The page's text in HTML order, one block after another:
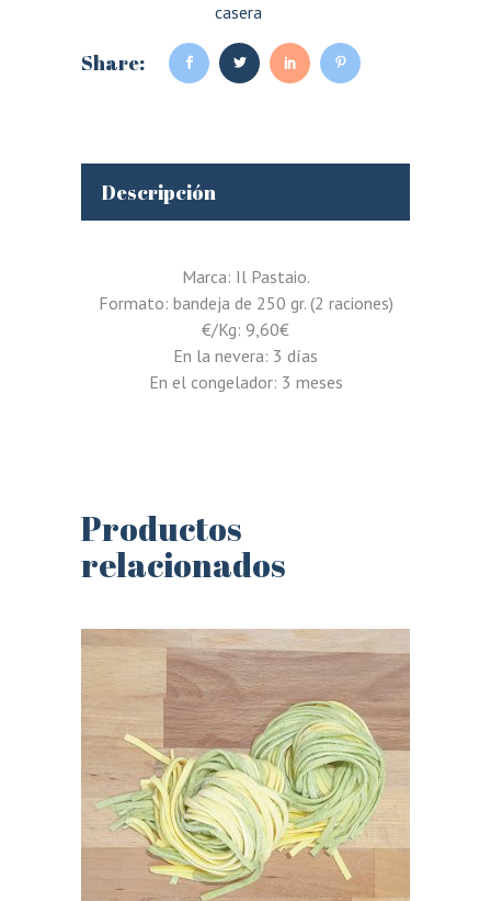
casera
Share:
Descripción
Marca: Il Pastaio.
Formato: bandeja de 250 gr. (2 raciones)
€/Kg: 9,60€
En la nevera: 3 días
En el congelador: 3 meses
Productos
relacionados